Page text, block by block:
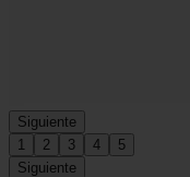
Siguiente
1
2 3 4
5
Siguiente